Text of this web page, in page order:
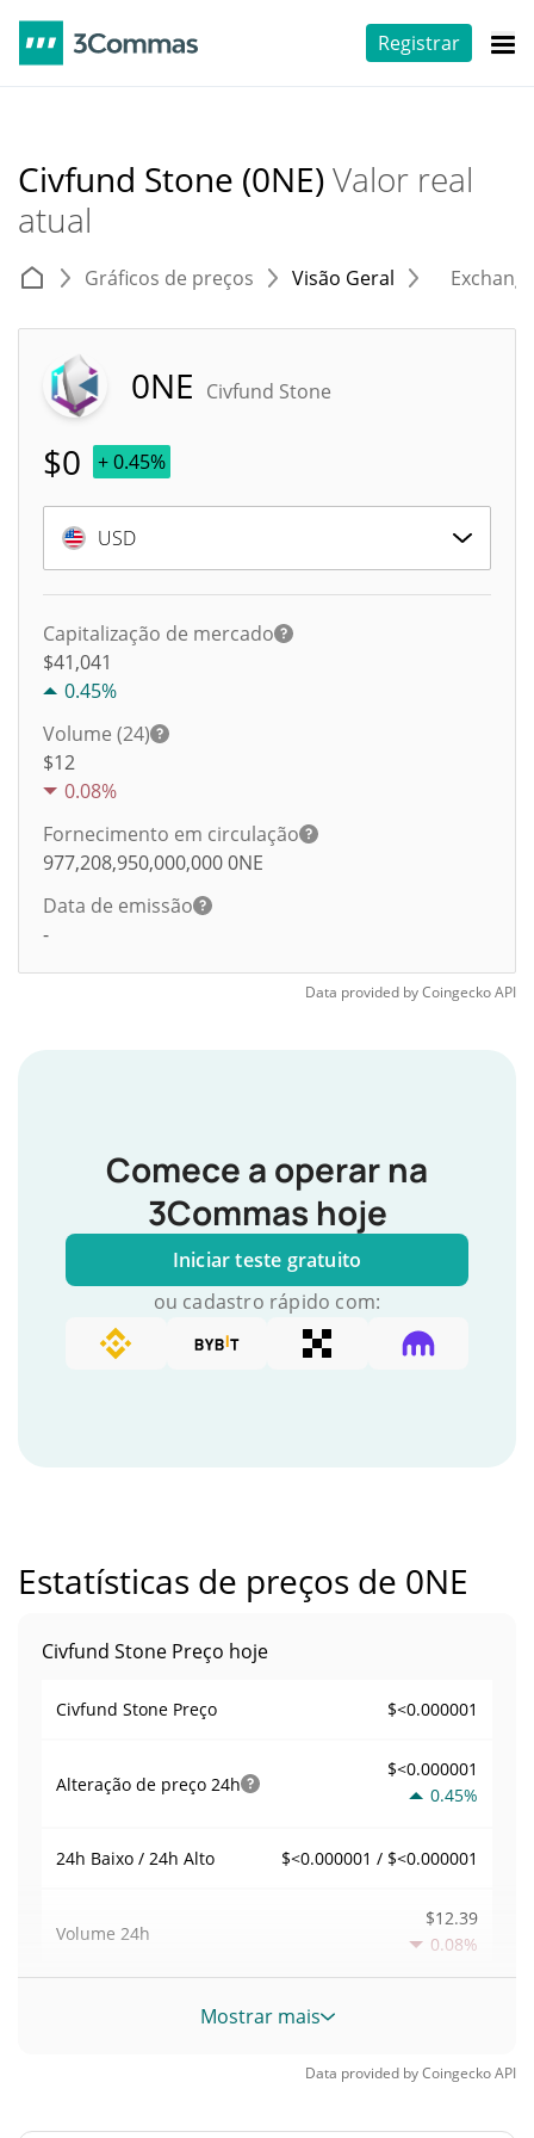
Registrar
Civfund Stone (0NE)Valor real
atual
Gráficos de preços Visão Geral
0NE Civfund Stone
$0 + 0.45%
USD
Capitalização de mercado
$41,041
0.45%
Volume (24)
$12
0.08%
Fornecimento em circulação
977,208,950,000,0000NE
Data de emissão
-
Data provided byCoingeckoAPI
Comece a operar na
3Commas hoje
Iniciar teste gratuito
ou cadastro rápido com:
Estatísticas de preços de 0NE
Civfund Stone Preço hoje
Civfund Stone Preço $<0.000001
Alteração de preço 24h
$<0.000001
0.45%
24h Baixo / 24h Alto $<0.000001 / $<0.000001
Volume 24h
$12.39
0.08%
Volume / Limite deMostrar mais
Data provided byCoingeckoAPI